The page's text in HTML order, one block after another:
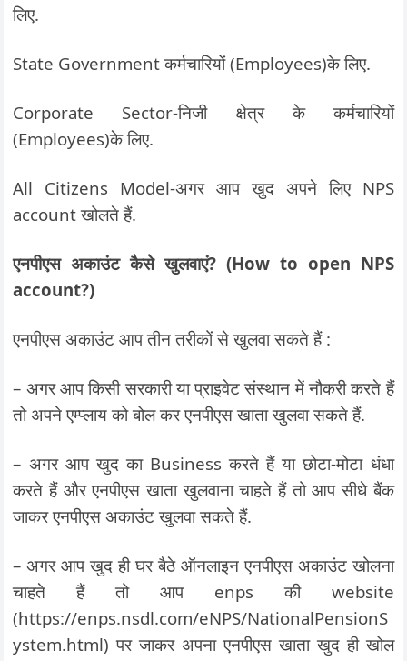
लिए.
State Government कर्मचारियों (Employees)के लिए.
Corporate Sector-निजी क्षेत्र के कर्मचारियों
(Employees)के लिए.
All Citizens Model-अगर आप खुद अपने लिए NPS
account खोलते हैं.
एनपीएस अकाउंट कैसे खुलवाएं? (How to open NPS
account?)
एनपीएस अकाउंट आप तीन तरीकों से खुलवा सकते हैं :
– अगर आप किसी सरकारी या प्राइवेट संस्थान में नौकरी करते हैं
तो अपने एम्प्लाय को बोल कर एनपीएस खाता खुलवा सकते हैं.
– अगर आप खुद का Business करते हैं या छोटा-मोटा धंधा
करते हैं और एनपीएस खाता खुलवाना चाहते हैं तो आप सीधे बैंक
जाकर एनपीएस अकाउंट खुलवा सकते हैं.
– अगर आप खुद ही घर बैठे ऑनलाइन एनपीएस अकाउंट खोलना
चाहते हैं तो आप enps की website
(https://enps.nsdl.com/eNPS/NationalPensionS
ystem.html) पर जाकर अपना एनपीएस खाता खुद ही खोल